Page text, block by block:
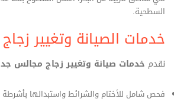
السطحية.
خدمات الصيانة وتغيير
نقدم خدمات صيانة وتغيير زجاج مجالس